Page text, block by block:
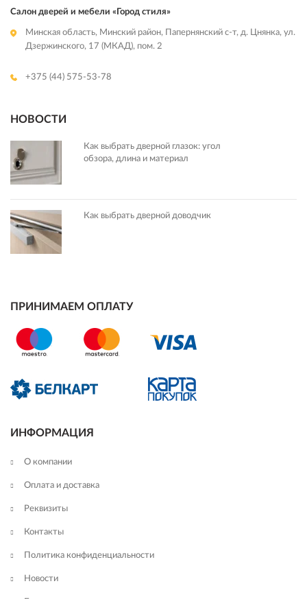
Салон дверей и мебели «Город стиля»
Минская область, Минский район, Папернянский с-т, д. Цнянка, ул.
Дзержинского, 17 (МКАД), пом. 2
+375 (44) 575-53-78
НОВОСТИ
Как выбрать дверной глазок: угол
обзора, длина и материал
Как выбрать дверной доводчик
ПРИНИМАЕМ ОПЛАТУ
ИНФОРМАЦИЯ
О компании
Оплата и доставка
Реквизиты
Контакты
Политика конфиденциальности
Новости